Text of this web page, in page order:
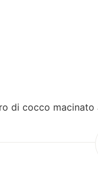
di cocco macinato